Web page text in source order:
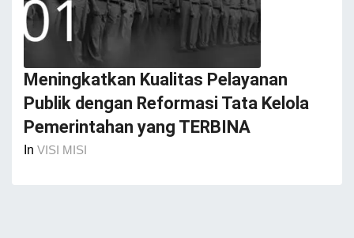
Meningkatkan Kualitas Pelayanan
Publik dengan Reformasi Tata Kelola
Pemerintahan yang TERBINA
In VISI MISI